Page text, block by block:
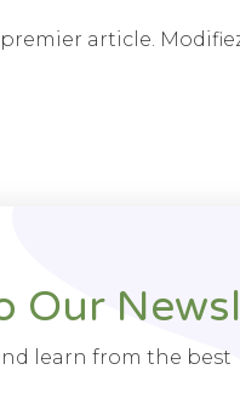
article.
Our
learn from the best